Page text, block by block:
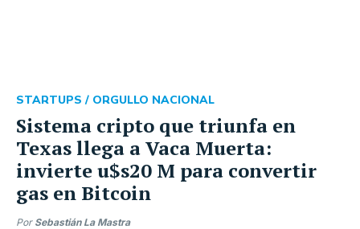
Sistema cripto que triunfa en
Texas llega a Vaca Muerta:
invierte u$s20 M para convertir
gas en Bitcoin
STARTUPS / ORGULLO NACIONAL
Por Sebastián La Mastra